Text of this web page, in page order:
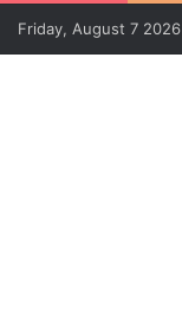
Friday, August 7 2026